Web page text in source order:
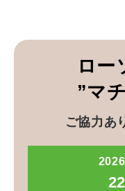
ロー
”マ
ご協力あ